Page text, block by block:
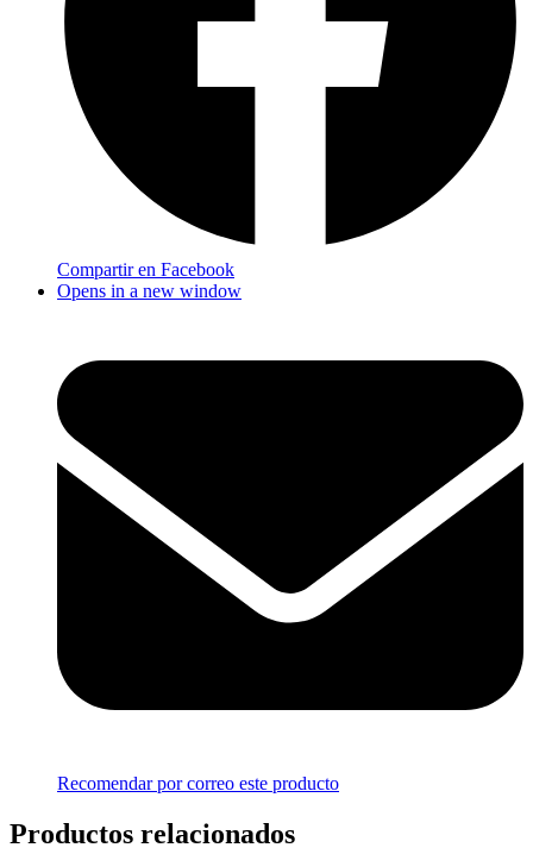
Compartir en Facebook
Opens in a new window
Recomendar por correo este producto
Productos relacionados